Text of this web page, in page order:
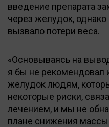
введение препарата
через желудок, однако
вызвало потери веса.
«Основываясь на
я бы не рекомендовал
желудок людям,
некоторые риски,
лечением, и мы не
плане снижения массы